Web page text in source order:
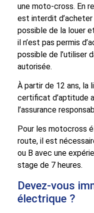
une moto-cross. En
est interdit
possible de la louer
il n’est pas permis
possible de l’utiliser
autorisée.
À partir de 12 ans, la
certificat d’aptitude
l’assurance
Pour les motocross
route, il est
ou B avec une
stage de 7 heures.
Devez-vous
électrique ?